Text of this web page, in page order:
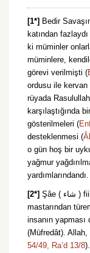
[1*] Bedir
katından
ki müminler
müminlere,
görevi verilmişti (
ordusu ile kervan
rüyada
karşılaştığında
gösterilmeleri (
desteklenmesi (
o gün hoş bir
yağmur
yardımlarındandı.
[2*] Şâe ( شاء ) fiili, “bir şey yapmak” anlamındaki şey (شيء)
mastarından
insanın
(Müfredât).
54/49, Ra’d 13/8